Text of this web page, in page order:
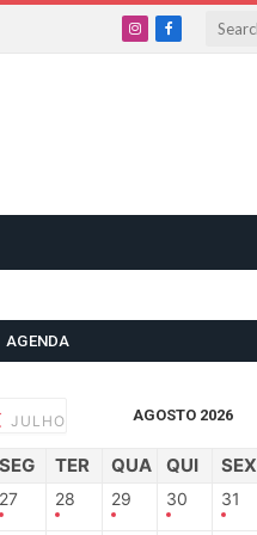
InstagramFacebook
AGENDA
JULHO AGOSTO 2026
SEG TER QUA QUI SEX
27 28 29 30 31